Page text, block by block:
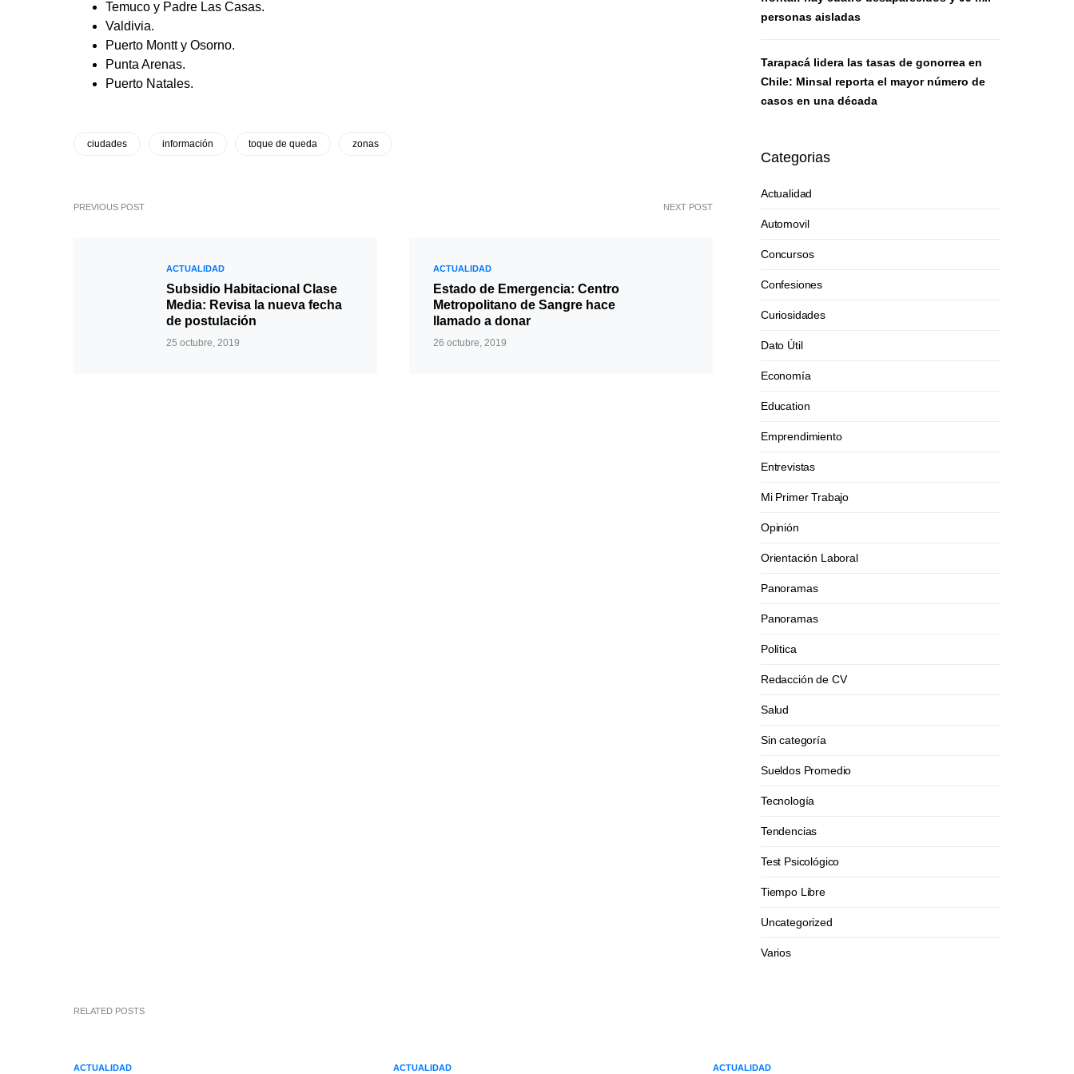
Temuco y Padre Las Casas.
Valdivia.
Puerto Montt y Osorno.
Punta Arenas.
Puerto Natales.
ciudades información toque de queda zonas
PREVIOUS POST
ACTUALIDAD
Subsidio Habitacional Clase
Media: Revisa la nueva fecha
de postulación
25 octubre, 2019
NEXT POST
ACTUALIDAD
Estado de Emergencia: Centro
Metropolitano de Sangre hace
llamado a donar
26 octubre, 2019
personas aisladas
Tarapacá lidera las tasas de gonorrea en
Chile: Minsal reporta el mayor número de
casos en una década
Categorias
Actualidad
Automovil
Concursos
Confesiones
Curiosidades
Dato Útil
Economía
Education
Emprendimiento
Entrevistas
Mi Primer Trabajo
Opinión
Orientación Laboral
Panoramas
Panoramas
Política
Redacción de CV
Salud
Sin categoría
Sueldos Promedio
Tecnología
Tendencias
Test Psicológico
Tiempo Libre
Uncategorized
Varios
RELATED POSTS
ACTUALIDAD ACTUALIDAD ACTUALIDAD